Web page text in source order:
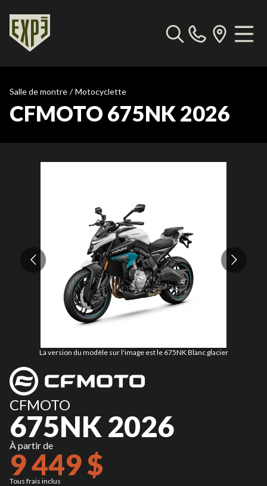
Salle de montre / Motocyclette
CFMOTO 675NK 2026
La version du modèle sur l'image est le 675NK Blanc glacier
CFMOTO
675NK 2026
À partir de
9 449 $
Tous frais inclus